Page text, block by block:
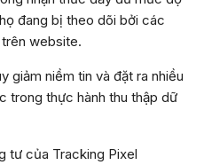
đang bị theo dõi bởi các
website.
giảm niềm tin và đặt ra nhiều
trong thực hành thu thập dữ